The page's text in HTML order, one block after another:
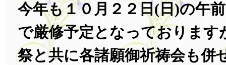
今年も１０月２２日(日)の午
で厳修予定となっております
祭と共に各諸願御祈祷会も併